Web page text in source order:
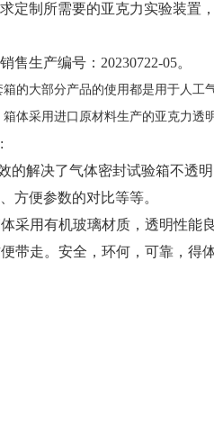
定制所需要的亚克力实验装置
售生产编号： 20230722-05。
箱的大部分产品的使用都是用于人工
体采用进口原材料生产的亚克力透
:
的解决了气体密封试验箱不透
方便参数的对比等等。
采用有机玻璃材质，透明性能
带走。安全，环何，可靠，得